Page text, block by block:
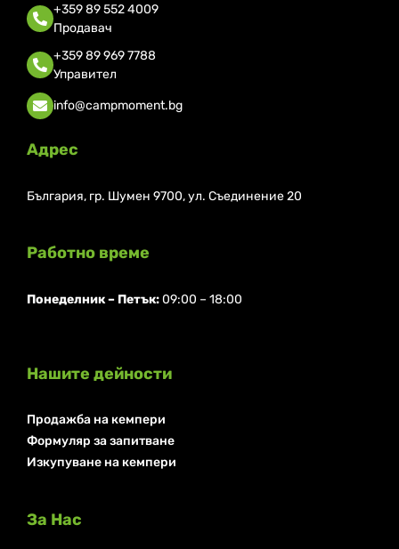
+359 89 552 4009
Продавач
+359 89 969 7788
Управител
info@campmoment.bg
Адрес
България, гр. Шумен 9700, ул. Съединение 20
Работно време
Понеделник ⁠– Петък:09:00 – 18:00
Нашите дейности
Продажба на кемпери
Формуляр за запитване
Изкупуване на кемпери
За Нас